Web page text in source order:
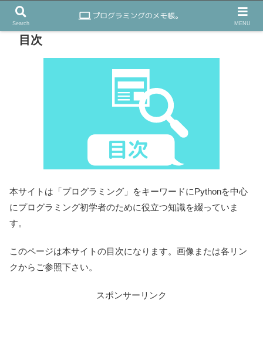
目次
本サイトは「プログラミング」をキーワードにPythonを中心
にプログラミング初学者のために役立つ知識を綴っていま
す。
このページは本サイトの目次になります。画像または各リン
クからご参照下さい。
スポンサーリンク
Search MENU